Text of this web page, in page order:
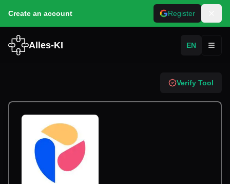
Create an account Register
Alles-KI EN
Verify Tool